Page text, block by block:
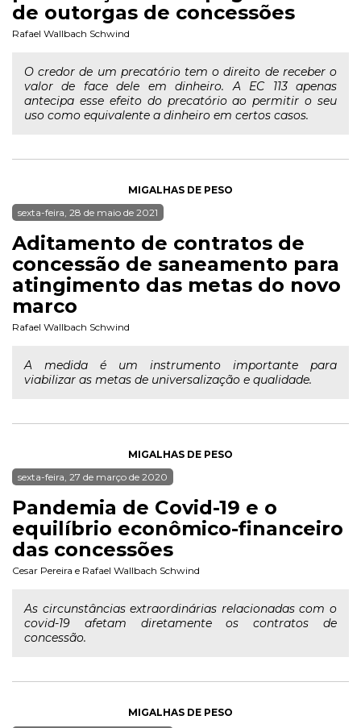
de outorgas de concessões
Rafael Wallbach Schwind
O credor de um precatório tem o direito de receber o
valor de face dele em dinheiro. A EC 113 apenas
antecipa esse efeito do precatório ao permitir o seu
uso como equivalente a dinheiro em certos casos.
MIGALHAS DE PESO
sexta-feira, 28 de maio de 2021
Aditamento de contratos de
concessão de saneamento para
atingimento das metas do novo
marco
Rafael Wallbach Schwind
A medida é um instrumento importante para
viabilizar as metas de universalização e qualidade.
MIGALHAS DE PESO
sexta-feira, 27 de março de 2020
Pandemia de Covid-19 e o
equilíbrio econômico-financeiro
das concessões
Cesar Pereira e Rafael Wallbach Schwind
As circunstâncias extraordinárias relacionadas com o
covid-19 afetam diretamente os contratos de
concessão.
MIGALHAS DE PESO